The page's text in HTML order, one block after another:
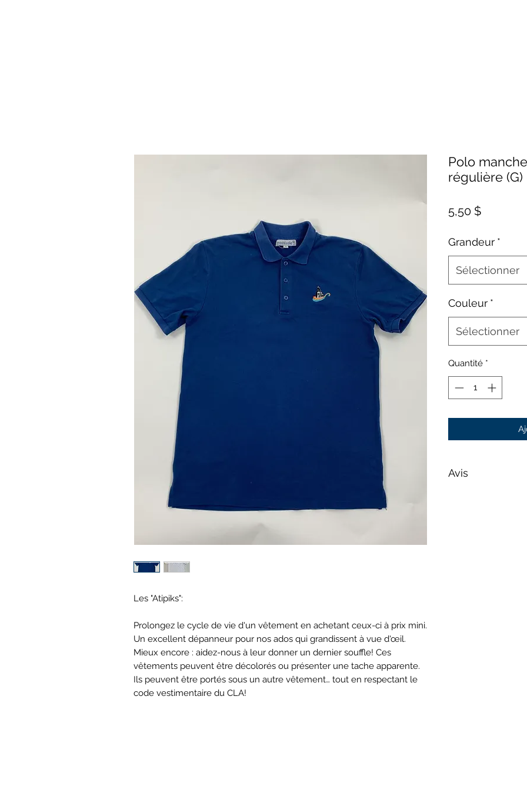
Les "Atipiks":
Prolongez le cycle de vie d'un vêtement en achetant ceux-ci à prix mini.
Un excellent dépanneur pour nos ados qui grandissent à vue d'œil.
Mieux encore : aidez-nous à leur donner un dernier souffle! Ces
vêtements peuvent être décolorés ou présenter une tache apparente.
Ils peuvent être portés sous un autre vêtement… tout en respectant le
code vestimentaire du CLA!
Polo
régulière
5,50 $Prix
Grandeur *
Sélectionner
Couleur *
Sélectionner
Quantité *
Avis